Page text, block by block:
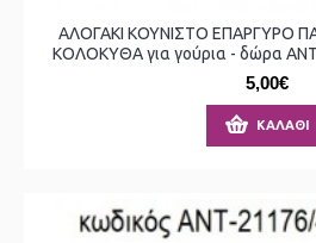
ΑΛΟΓΑΚΙ ΚΟΥΝΙΣΤΟ ΕΠΑΡΓΥΡΟ
ΚΟΛΟΚΥΘΑ για γούρια - δώρα
5,00€
ΚΑΛΆΘΙ